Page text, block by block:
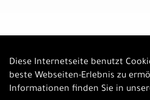
Diese Internetseite benutzt
beste Webseiten-Erlebnis zu
Informationen finden Sie in